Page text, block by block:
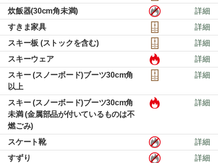
炊飯器(30cm角未満)
詳細
すきま家具
詳細
スキー板 (ストックを含む)
詳細
スキーウェア
詳細
スキー (スノーボード)ブーツ30cm角
以上
詳細
スキー (スノーボード)ブーツ30cm角
未満 (金属部品が付いているものは不
燃ごみ)
詳細
スケート靴
詳細
すずり
詳細